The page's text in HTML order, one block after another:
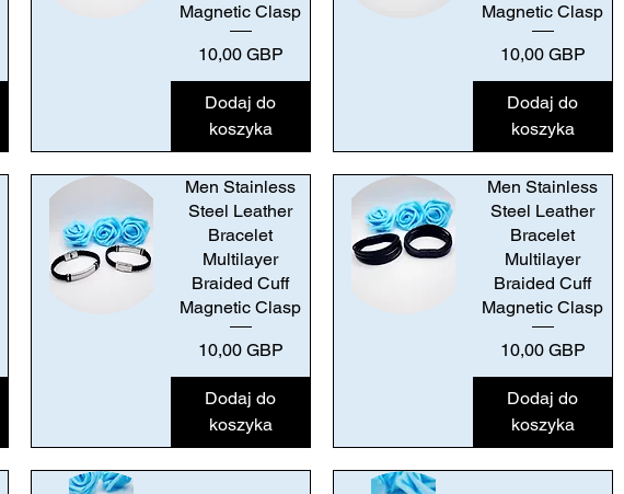
Magnetic Clasp
Cena
10,00 GBP
Dodaj do
koszyka
Magnetic Clasp
Cena
10,00 GBP
Dodaj do
koszyka
Men Stainless
Steel Leather
Bracelet
Multilayer
Braided Cuff
Magnetic Clasp
Cena
10,00 GBP
Dodaj do
koszyka
Men Stainless
Steel Leather
Bracelet
Multilayer
Braided Cuff
Magnetic Clasp
Cena
10,00 GBP
Dodaj do
koszyka